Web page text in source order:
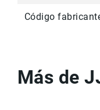
Código
Más de